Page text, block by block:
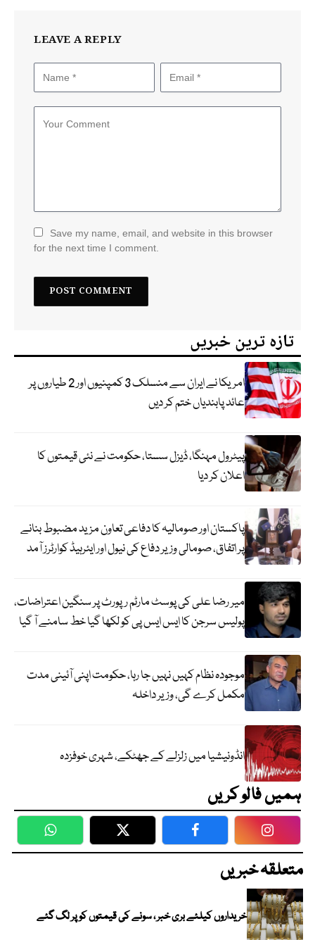
LEAVE A REPLY
Save my name, email, and website in this browser
for the next time I comment.
تازہ ترین خبریں
امریکا نے ایران سے منسلک 3 کمپنیوں اور 2 طیاروں پر
عائد پابندیاں ختم کر دیں
پیٹرول مہنگا، ڈیزل سستا، حکومت نے نئی قیمتوں کا
اعلان کر دیا
پاکستان اور صومالیہ کا دفاعی تعاون مزید مضبوط بنانے
پر اتفاق، صومالی وزیر دفاع کی نیول اور ایئرہیڈ کوارٹرز آمد
میر رضا علی کی پوسٹ مارٹم رپورٹ پر سنگین اعتراضات،
پولیس سرجن کا ایس ایس پی کو لکھا گیا خط سامنے آ گیا
موجودہ نظام کہیں نہیں جا رہا، حکومت اپنی آئینی مدت
مکمل کرے گی، وزیر داخلہ
انڈونیشیا میں زلزلے کے جھٹکے، شہری خوفزدہ
ہمیں فالو کریں
WhatsApp Twitter Facebook
متعلقہ خبریں
خریداروں کیلئے بری خبر ، سونے کی قیمتوں کو پر لگ گئے